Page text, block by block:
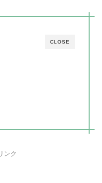
CLOSE
ンク